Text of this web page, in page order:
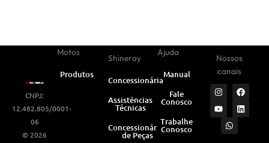
CNPJ:
12.482.805/0001-
06
© 2026
Motos
Produtos
Shineray
Concessionárias
Assistências
Técnicas
Concessionárias
de Peças
Ajuda
Manual
Fale
Conosco
Trabalhe
Conosco
Nossos
canais
I
n
s
t
a
F
a
c
e
Y
o
u
t
u
L
i
n
k
W
a
s
a